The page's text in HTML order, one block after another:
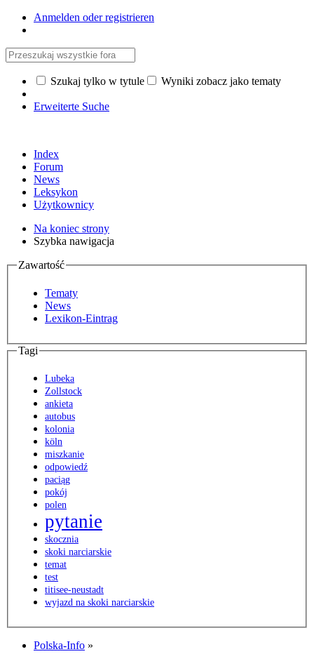
Anmelden oder registrieren
Szukaj tylko w tytule Wyniki zobacz jako tematy
Erweiterte Suche
Index
Forum
News
Leksykon
Użytkownicy
Na koniec strony
Szybka nawigacja
Zawartość
Tematy
News
Lexikon-Eintrag
Tagi
Lubeka
Zollstock
ankieta
autobus
kolonia
köln
miszkanie
odpowiedź
paciąg
pokój
polen
pytanie
skocznia
skoki narciarskie
temat
test
titisee-neustadt
wyjazd na skoki narciarskie
Polska-Info »